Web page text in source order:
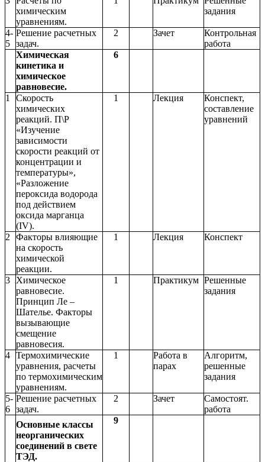
химическим
уравнениям.
задания
4-
5
Решение расчетных
задач.
2 Зачет
Контрольная
работа
Химическая
кинетика и
химическое
равновесие.
6
1
Скорость
химических
реакций. П\Р
«Изучение
зависимости
скорости реакций от
концентрации и
температуры»,
«Разложение
пероксида водорода
под действием
оксида марганца
(IV).
1 Лекция
Конспект,
составление
уравнений
2
Факторы влияющие
на скорость
химической
реакции.
1 Лекция Конспект
3
Химическое
равновесие.
Принцип Ле –
Шателье. Факторы
вызывающие
смещение
равновесия.
1 Практикум Решенные
задания
4 Термохимические
уравнения, расчеты
по термохимическим
уравнениям.
1
Работа в
парах
Алгоритм,
решенные
задания
5-
6
Решение расчетных
задач.
2 Зачет
Самостоят.
работа
Основные классы
неорганических
соединений в свете
ТЭД.
9